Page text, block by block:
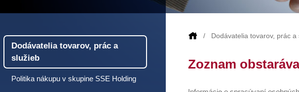
Dodávatelia tovarov, prác a
služieb
Politika nákupu v skupine SSE Holding
Dodávatelia tovarov, prác a
Zoznam